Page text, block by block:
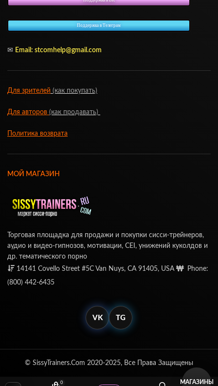
Поддержка в Телеграм
✉ Email: stcomhelp@gmail.com
Для зрителей (как покупать)
Для авторов (как продавать)
Политика возврата
МОЙ МАГАЗИН
Торговая площадка для продажи и покупки сисси-трейнеров,
аудио и видео-гипнозов, мотивации, CEI, унижений куколдов и
др. тематического порно
14141 Covello Street #5C Van Nuys, CA 91405, USA
Phone:
(800) 442-6435
VK TG
© SissyTrainers.Com 2020-2025, Все Права Защищены
0 МАГАЗИНЫ